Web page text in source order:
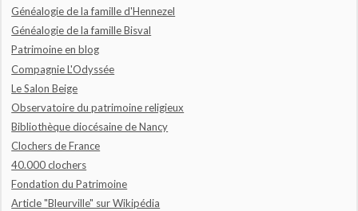
Généalogie de la famille d'Hennezel
Généalogie de la famille Bisval
Patrimoine en blog
Compagnie L'Odyssée
Le Salon Beige
Observatoire du patrimoine religieux
Bibliothèque diocésaine de Nancy
Clochers de France
40.000 clochers
Fondation du Patrimoine
Article "Bleurville" sur Wikipédia